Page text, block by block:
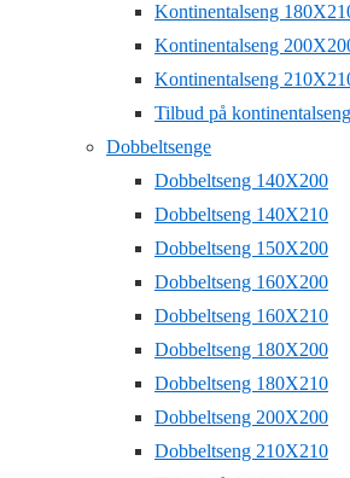
Kontinentalseng
Kontinentalseng
Kontinentalseng
Tilbud på
Dobbeltsenge
Dobbeltseng 140X200
Dobbeltseng 140X210
Dobbeltseng 150X200
Dobbeltseng 160X200
Dobbeltseng 160X210
Dobbeltseng 180X200
Dobbeltseng 180X210
Dobbeltseng 200X200
Dobbeltseng 210X210